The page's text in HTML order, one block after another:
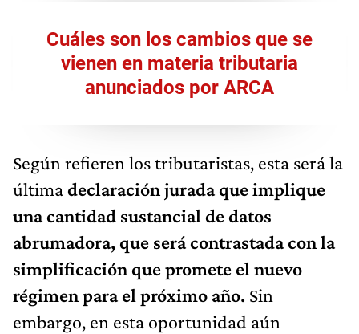
Cuáles son los cambios que se
vienen en materia tributaria
anunciados por ARCA
Según refieren los tributaristas, esta será la
últimadeclaración jurada que implique
una cantidad sustancial de datos
abrumadora, que será contrastada con la
simplificación que promete el nuevo
régimen para el próximo año. Sin
embargo, en esta oportunidad aún